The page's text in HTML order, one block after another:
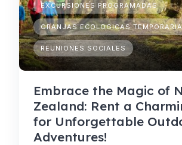
EXCURSIONES PROGRAMADAS
GRANJAS ECOLOGICAS
REUNIONES SOCIALES
Embrace the Magic of
Zealand: Rent a
for Unforgettable
Adventures!